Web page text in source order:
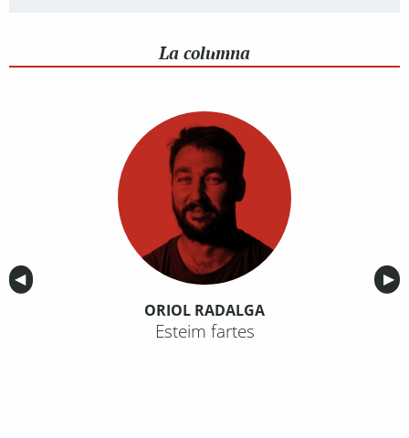
La columna
Anterior
◀︎ ▶︎
ORIOL RADALGA
Esteim fartes